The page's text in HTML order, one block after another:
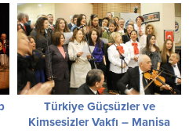
Türkiye Güçsüzler ve
Kimsesizler Vakfı – Manisa